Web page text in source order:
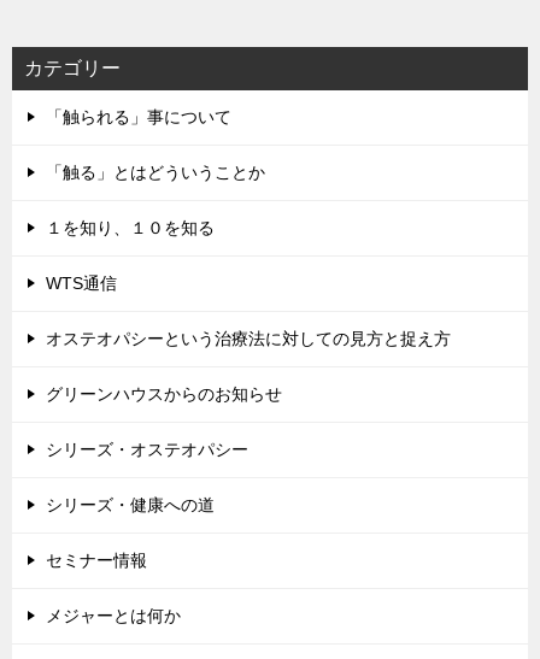
カテゴリー
「触られる」事について
「触る」とはどういうことか
１を知り、１０を知る
WTS通信
オステオパシーという治療法に対しての見方と捉え方
グリーンハウスからのお知らせ
シリーズ・オステオパシー
シリーズ・健康への道
セミナー情報
メジャーとは何か